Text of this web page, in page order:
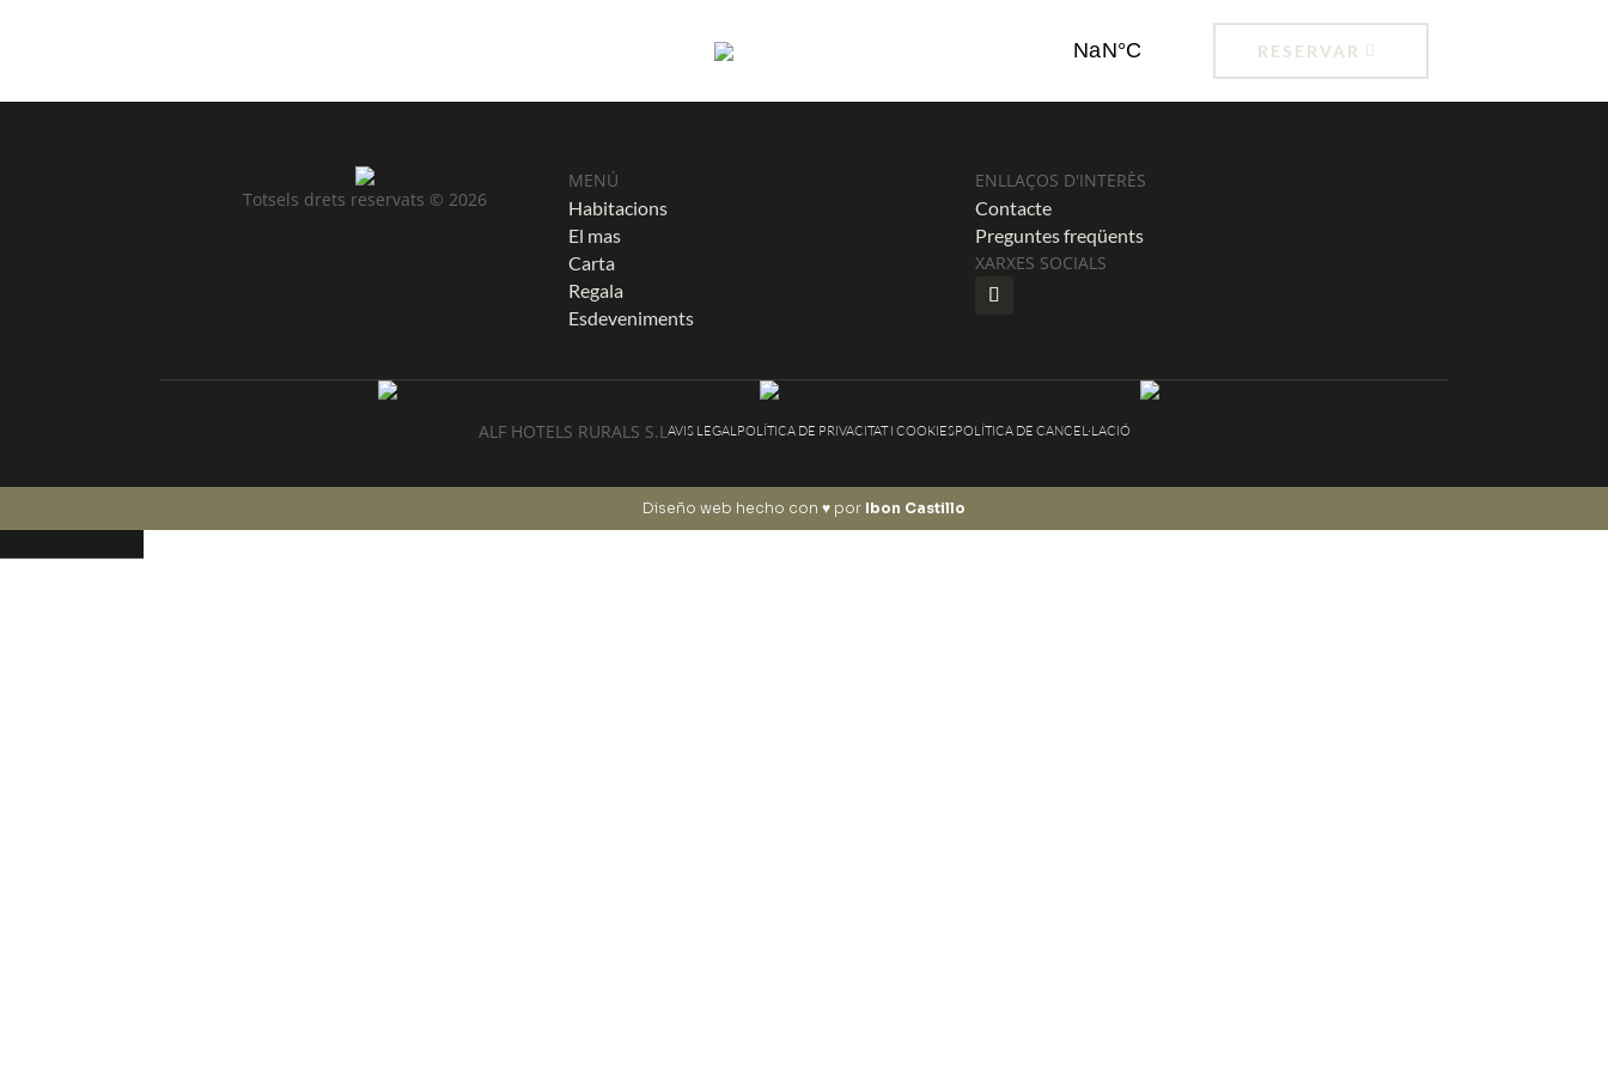
RESERVAR
Totsels drets reservats © 2026
MENÚ
Habitacions
El mas
Carta
Regala
Esdeveniments
ENLLAÇOS D'INTERÈS
Contacte
Preguntes freqüents
XARXES SOCIALS
ALF HOTELS RURALS S.L AVIS LEGAL POLÍTICA DE PRIVACITAT I COOKIESPOLÍTICA DE CANCEL·LACIÓ
Diseño web hecho con ♥ por Ibon Castillo